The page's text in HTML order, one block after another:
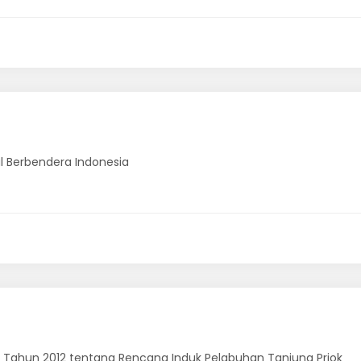
Berbendera Indonesia